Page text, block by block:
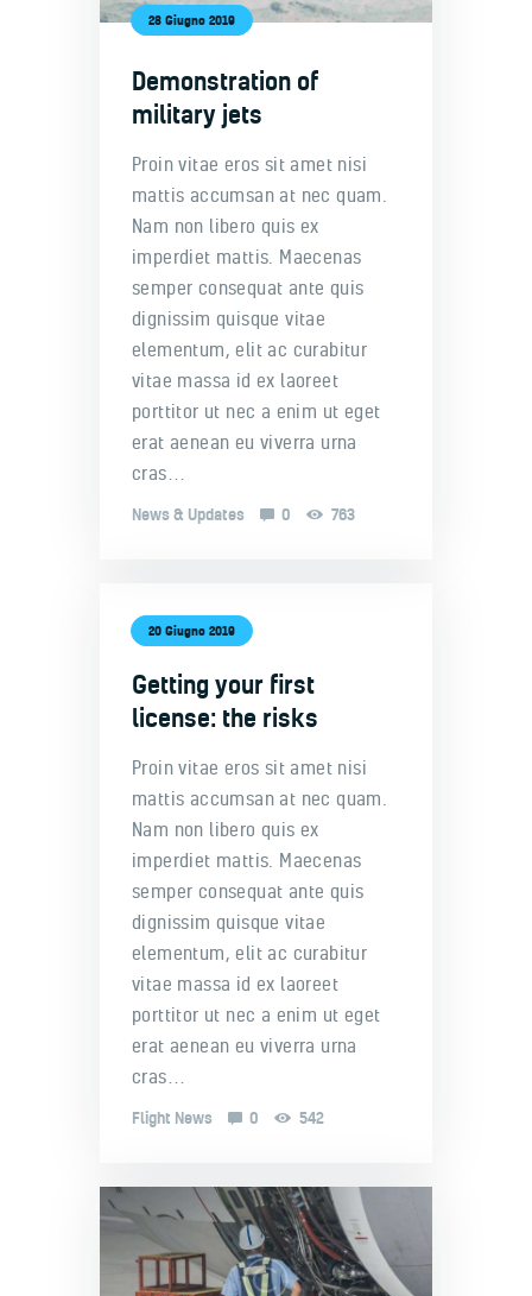
28 Giugno 2019
Demonstration of
military jets
Proin vitae eros sit amet nisi
mattis accumsan at nec quam.
Nam non libero quis ex
imperdiet mattis. Maecenas
semper consequat ante quis
dignissim quisque vitae
elementum, elit ac curabitur
vitae massa id ex laoreet
porttitor ut nec a enim ut eget
erat aenean eu viverra urna
cras…
News & Updates 0 763
20 Giugno 2019
Getting your first
license: the risks
Proin vitae eros sit amet nisi
mattis accumsan at nec quam.
Nam non libero quis ex
imperdiet mattis. Maecenas
semper consequat ante quis
dignissim quisque vitae
elementum, elit ac curabitur
vitae massa id ex laoreet
porttitor ut nec a enim ut eget
erat aenean eu viverra urna
cras…
Flight News 0 542